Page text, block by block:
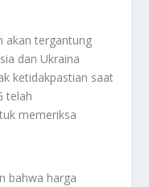
akan tergantung
dan Ukraina
ketidakpastian saat
telah
memeriksa
bahwa harga